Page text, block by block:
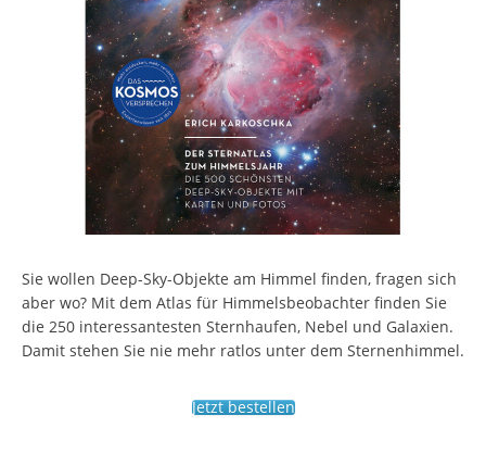
Sie wollen Deep-Sky-Objekte am Himmel finden, fragen sich
aber wo? Mit dem Atlas für Himmelsbeobachter finden Sie
die 250 interessantesten Sternhaufen, Nebel und Galaxien.
Damit stehen Sie nie mehr ratlos unter dem Sternenhimmel.
Jetzt bestellen